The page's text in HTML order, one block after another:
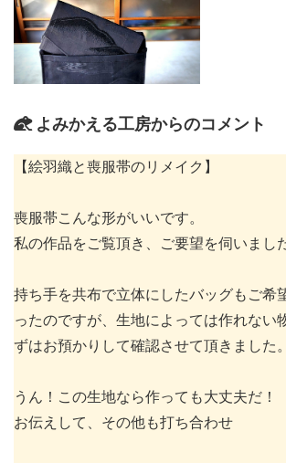
よみかえる工房からのコメント
【絵羽織と喪服帯のリメイク】
喪服帯こんな形がいいです。
私の作品をご覧頂き、ご要望を伺いまし
持ち手を共布で立体にしたバッグもご希
ったのですが、生地によっては作れない
ずはお預かりして確認させて頂きました。
うん！この生地なら作っても大丈夫だ！
お伝えして、その他も打ち合わせ